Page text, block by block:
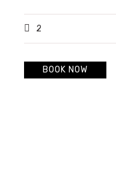
2
BOOK NOW